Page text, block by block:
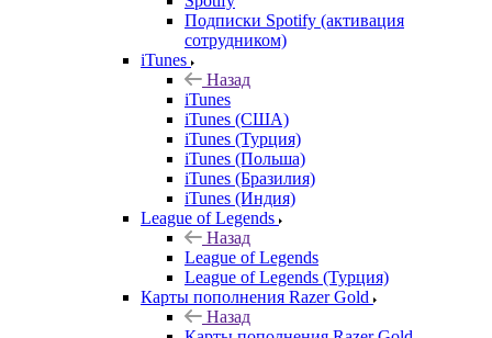
Подписки Spotify (активация
сотрудником)
iTunes
Назад
iTunes
iTunes (США)
iTunes (Турция)
iTunes (Польша)
iTunes (Бразилия)
iTunes (Индия)
League of Legends
Назад
League of Legends
League of Legends (Турция)
Карты пополнения Razer Gold
Назад